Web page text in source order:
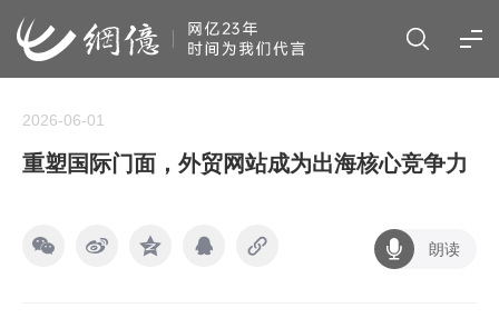
2026-06-01
重塑国际门面，外贸网站成为出海核心竞争力
朗读